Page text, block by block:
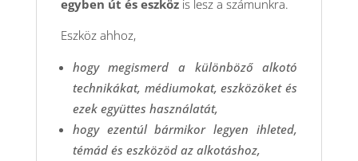
egyben út és eszközis lesz a számunkra.
Eszköz ahhoz,
hogy megismerd a különböző alkotó
technikákat, médiumokat, eszközöket és
ezek együttes használatát,
hogy ezentúl bármikor legyen ihleted,
témád és eszközöd az alkotáshoz,